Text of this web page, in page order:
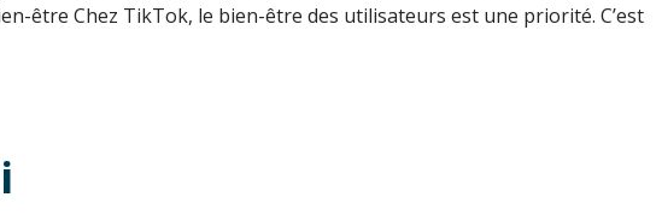
être Chez TikTok, le bien-être des utilisateurs est une priorité. C’est